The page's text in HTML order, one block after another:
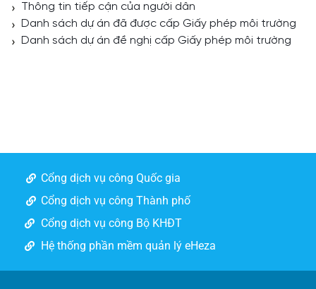
Thông tin tiếp cận của người dân
Danh sách dự án đã được cấp Giấy phép môi trường
Danh sách dự án đề nghị cấp Giấy phép môi trường
Cổng dịch vụ công Quốc gia
Cổng dịch vụ công Thành phố
Cổng dịch vụ công Bộ KHĐT
Hệ thống phần mềm quản lý eHeza